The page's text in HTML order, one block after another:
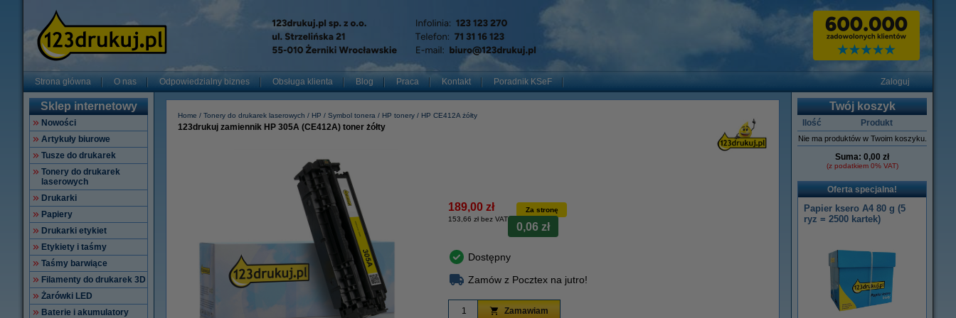
Strona główna O nas Odpowiedzialny biznes Obsługa klienta Blog Praca Kontakt Poradnik KSeF Zaloguj
Sklep internetowy
Nowości
Artykuły biurowe
Tusze do drukarek
Tonery do drukarek
laserowych
Drukarki
Papiery
Drukarki etykiet
Etykiety i taśmy
Taśmy barwiące
Filamenty do drukarek 3D
Żarówki LED
Baterie i akumulatory
Home Tonery do drukarek laserowych HP Symbol tonera HP tonery HP CE412A żółty
123drukuj zamiennik HP 305A (CE412A) toner żółty
189,00 zł
153,66 zł bez VAT
Za stronę
0,06 zł
Dostępny
Zamów z Pocztex na jutro!
Zamawiam
Twój koszyk
Ilość Produkt
Nie ma produktów w Twoim koszyku.
Suma: 0,00 zł
(z podatkiem 0% VAT)
Oferta specjalna!
Papier ksero A4 80 g (5
ryz = 2500 kartek)